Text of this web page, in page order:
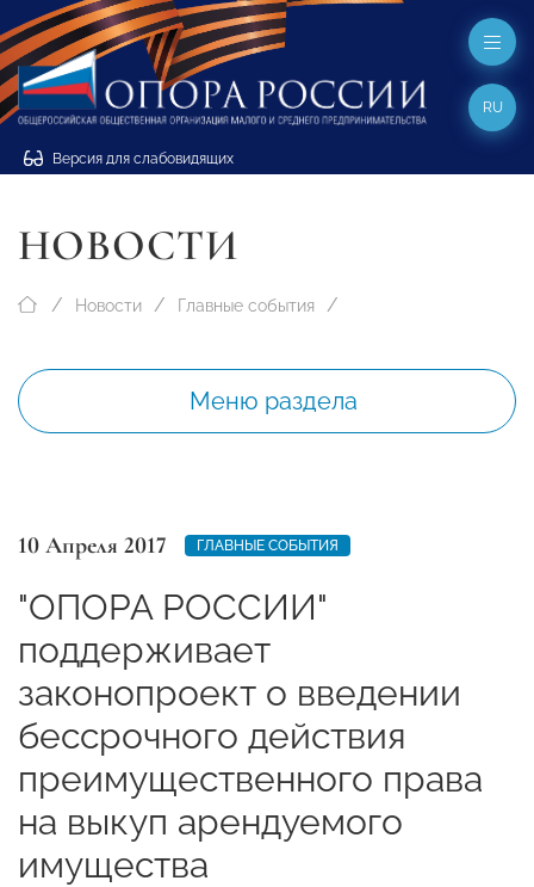
Версия для слабовидящих
RU
НОВОСТИ
Новости Главные события
Меню раздела
10 Апреля 2017 ГЛАВНЫЕ СОБЫТИЯ
"ОПОРА РОССИИ"
поддерживает
законопроект о введении
бессрочного действия
преимущественного права
на выкуп арендуемого
имущества